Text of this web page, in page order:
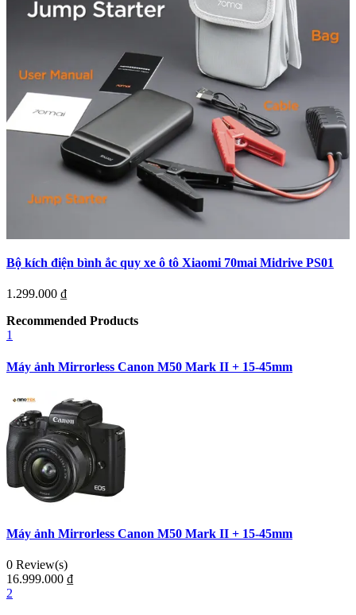
Bộ kích điện bình ắc quy xe ô tô Xiaomi 70mai Midrive PS01
1.299.000 ₫
Recommended Products
1
Máy ảnh Mirrorless Canon M50 Mark II + 15-45mm
Máy ảnh Mirrorless Canon M50 Mark II + 15-45mm
0 Review(s)
16.999.000 ₫
2